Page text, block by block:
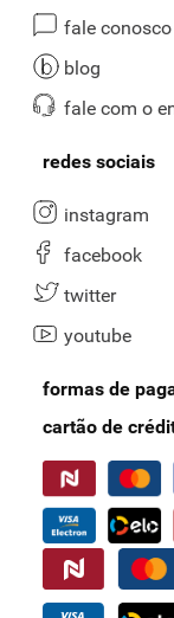
fale conosco
blog
fale com o
redes sociais
instagram
facebook
twitter
youtube
formas de
cartão de